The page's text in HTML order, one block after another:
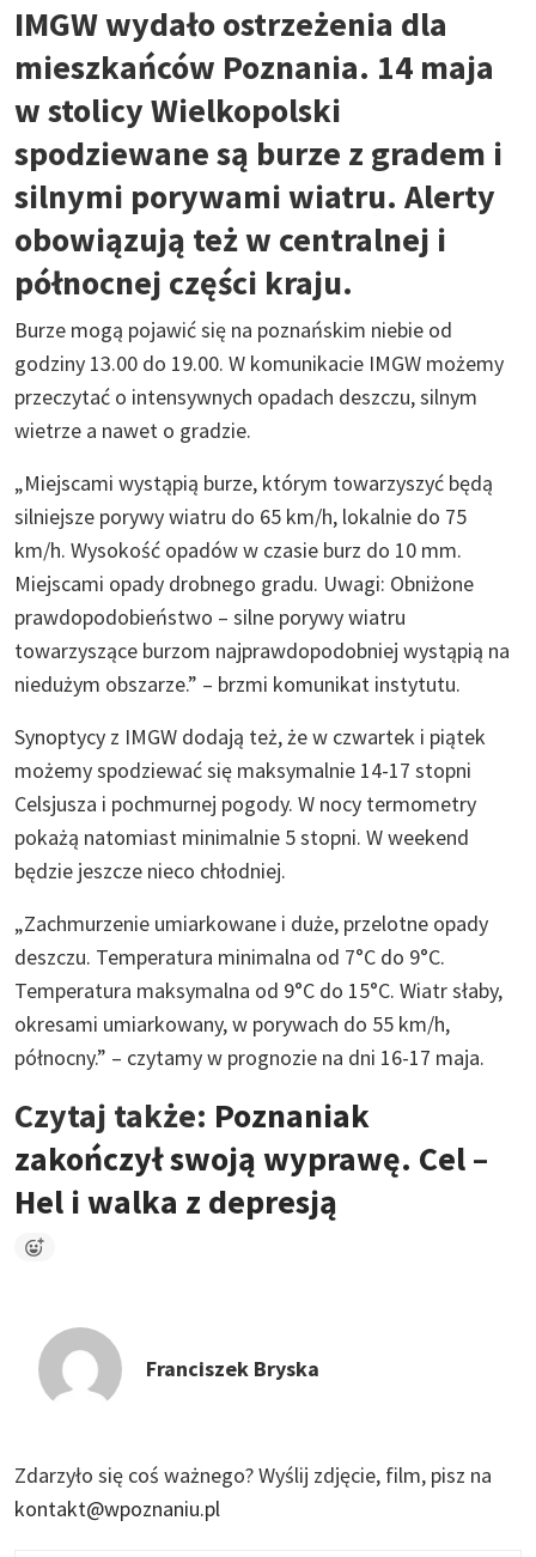
IMGW wydało ostrzeżenia dla
mieszkańców Poznania. 14 maja
w stolicy Wielkopolski
spodziewane są burze z gradem i
silnymi porywami wiatru. Alerty
obowiązują też w centralnej i
północnej części kraju.
Burze mogą pojawić się na poznańskim niebie od
godziny 13.00 do 19.00. W komunikacie IMGW możemy
przeczytać o intensywnych opadach deszczu, silnym
wietrze a nawet o gradzie.
„Miejscami wystąpią burze, którym towarzyszyć będą
silniejsze porywy wiatru do 65 km/h, lokalnie do 75
km/h. Wysokość opadów w czasie burz do 10 mm.
Miejscami opady drobnego gradu. Uwagi: Obniżone
prawdopodobieństwo – silne porywy wiatru
towarzyszące burzom najprawdopodobniej wystąpią na
niedużym obszarze.” – brzmi komunikat instytutu.
Synoptycy z IMGW dodają też, że w czwartek i piątek
możemy spodziewać się maksymalnie 14-17 stopni
Celsjusza i pochmurnej pogody. W nocy termometry
pokażą natomiast minimalnie 5 stopni. W weekend
będzie jeszcze nieco chłodniej.
„Zachmurzenie umiarkowane i duże, przelotne opady
deszczu. Temperatura minimalna od 7°C do 9°C.
Temperatura maksymalna od 9°C do 15°C. Wiatr słaby,
okresami umiarkowany, w porywach do 55 km/h,
północny.” – czytamy w prognozie na dni 16-17 maja.
Czytaj także: Poznaniak
zakończył swoją wyprawę. Cel –
Hel i walka z depresją
Franciszek Bryska
Zdarzyło się coś ważnego?Wyślij zdjęcie, film, pisz na
kontakt@wpoznaniu.pl